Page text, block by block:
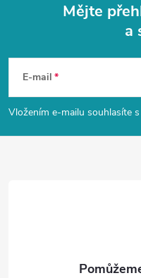
p
a
Mějte
a
E-mail
Vložením e-mailu souhlasíte s